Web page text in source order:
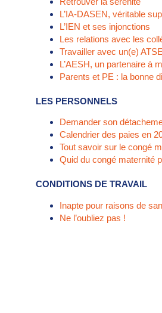
L’IA-DASEN, véritable
L’IEN et ses injonctions
Les relations avec les
Travailler avec un(e)
L’AESH, un partenaire à
Parents et PE : la bonne
LES PERSONNELS
Demander son
Calendrier des paies en
Tout savoir sur le congé
Quid du congé maternité
CONDITIONS DE TRAVAIL
Inapte pour raisons de
Ne l’oubliez pas !